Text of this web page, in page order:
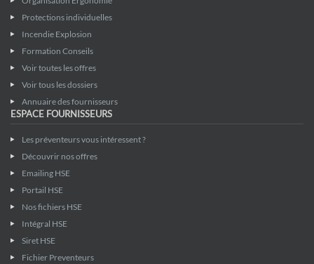
Protections individuelles
Incendie Explosion
Formation Conseils
Voir toutes les offres
Voir tous les dossiers
Annuaire des fournisseurs
ESPACE FOURNISSEURS
Les préventeurs vous intéressent ?
Découvrir nos offres
Emailing HSE
Portail HSE
Nos fichiers HSE
Intégral HSE
Siret HSE
Fichier Preventeurs